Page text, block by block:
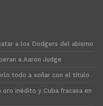
a los Dodgers del abismo
a Aaron Judge
todo a soñar con el título
oro inédito y Cuba fracasa en